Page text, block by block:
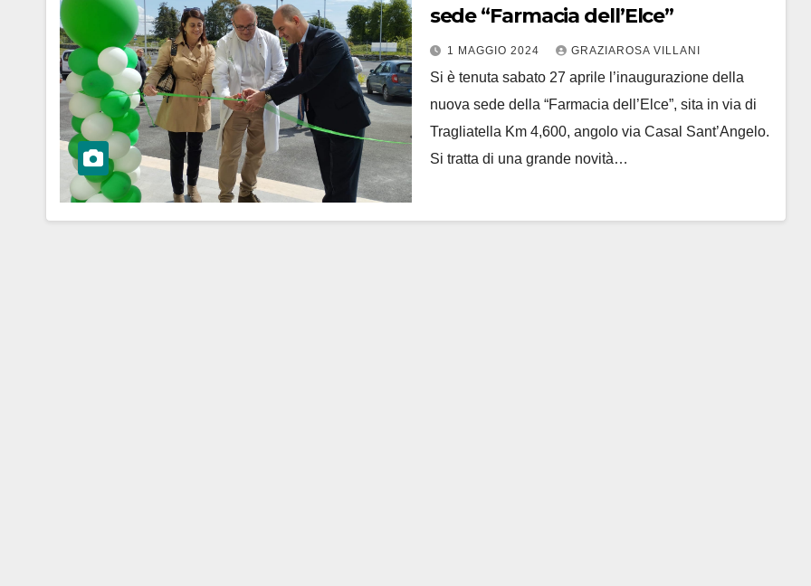
sede “Farmacia dell’Elce”
1 MAGGIO 2024 GRAZIAROSA VILLANI
Si è tenuta sabato 27 aprile l’inaugurazione della
nuova sede della “Farmacia dell’Elce”, sita in via di
Tragliatella Km 4,600, angolo via Casal Sant’Angelo.
Si tratta di una grande novità…